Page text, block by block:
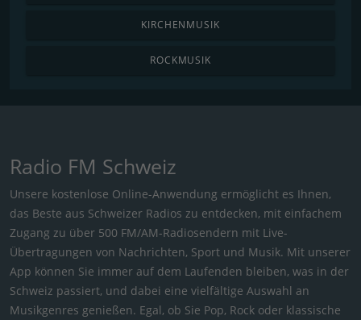
KIRCHENMUSIK
ROCKMUSIK
Radio FM Schweiz
Unsere kostenlose Online-Anwendung ermöglicht es Ihnen,
das Beste aus Schweizer Radios zu entdecken, mit einfachem
Zugang zu über 500 FM/AM-Radiosendern mit Live-
Übertragungen von Nachrichten, Sport und Musik. Mit unserer
App können Sie immer auf dem Laufenden bleiben, was in der
Schweiz passiert, und dabei eine vielfältige Auswahl an
Musikgenres genießen. Egal, ob Sie Pop, Rock oder klassische